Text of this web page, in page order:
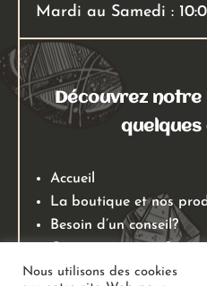
Mardi au Samedi :
Découvrez notre
quelques
Accueil
La boutique et nos
Besoin d’un conseil?
Mentions légales
Nous utilisons des cookies